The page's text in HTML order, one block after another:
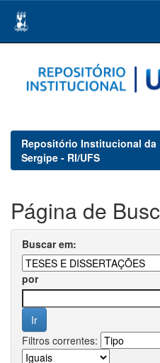
navigation
Repositório Institucional da
Sergipe - RI/UFS
Página de
Buscar em:
por
Filtros correntes: